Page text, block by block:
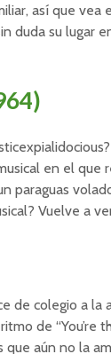
así que vea
duda su lugar
en el que
paraguas
Vuelve a
de colegio a la
de “You’re
aún no la